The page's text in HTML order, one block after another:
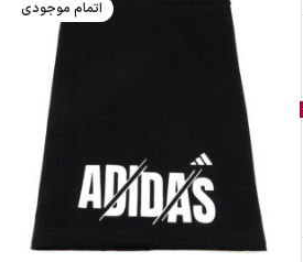
اتمام موجودی